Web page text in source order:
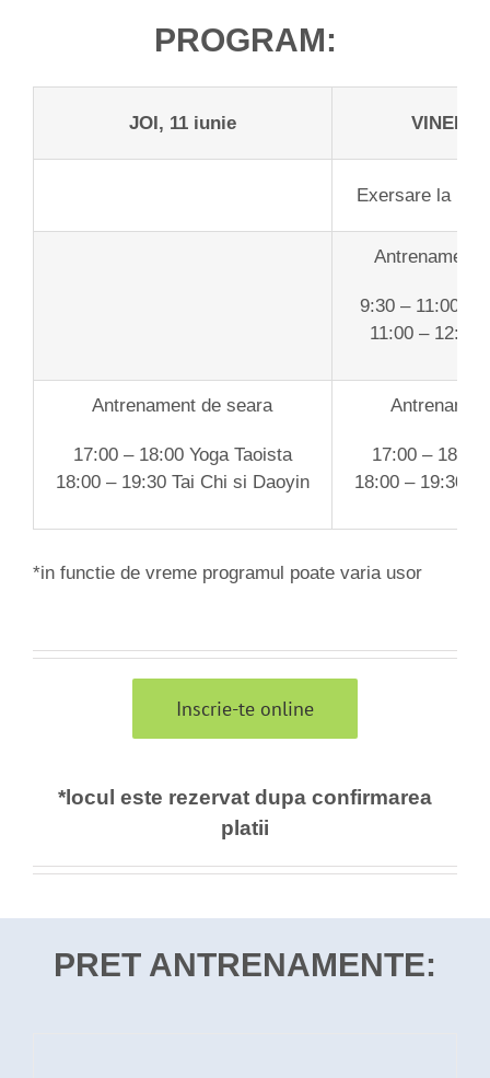
PROGRAM:
JOI, 11 iunie VINERI,
Exersare la
Antrenament
9:30 – 11:00
11:00 – 12:00
Antrenament de seara
17:00 – 18:00 Yoga Taoista
18:00 – 19:30 Tai Chi si Daoyin
17:00 – 18:00
18:00 – 19:30
*in functie de vreme programul poate varia usor
Inscrie-te online
*locul este rezervat dupa confirmarea
platii
PRET ANTRENAMENTE: